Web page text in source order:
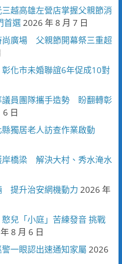
越高雄左營店掌握父親節消
首選2026 年 8 月 7 日
尚廣場 父親節開幕祭三重超
化市未婚聯誼6年促成10對
議員團隊攜手造勢 盼翻轉彰
6 日
獨居老人訪查作業啟動
岸橋梁 解決大村、秀水淹水
提升治安網機動力 2026 年
兒「小庭」苦練發音 挑戰
8 月 6 日
一眼認出速通知家屬 2026